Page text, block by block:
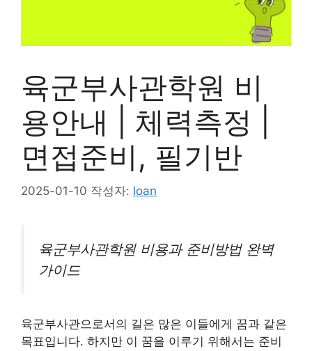
육군부사관학원 비
용안내 | 체력측정 |
면접준비, 필기반
2025-01-10 작성자: loan
육군부사관학원 비용과 준비방법 완벽
가이드
육군부사관으로서의 길은 많은 이들에게 꿈과 같은
목표입니다. 하지만 이 꿈을 이루기 위해서는 준비